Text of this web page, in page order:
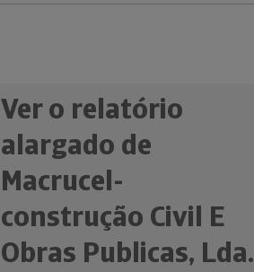
Ver o relatório
alargado de
Macrucel-
construção Civil E
Obras Publicas, Lda.